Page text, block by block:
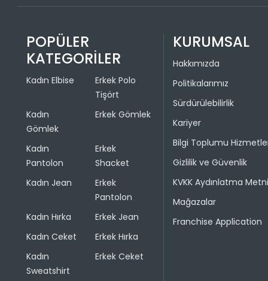
POPÜLER
KATEGORİLER
Kadın Elbise
Kadın
Gömlek
Kadın
Pantolon
Kadın Jean
Kadın Hırka
Kadın Ceket
Kadın
Sweatshirt
Erkek Polo
Tişört
Erkek Gömlek
Erkek
Shacket
Erkek
Pantolon
Erkek Jean
Erkek Hırka
Erkek Ceket
KURUMSAL
Hakkımızda
Politikalarımız
Sürdürülebilirlik
Kariyer
Bilgi Toplumu
Gizlilik ve Güvenlik
KVKK Aydınlatma Metni
Mağazalar
Franchise Application